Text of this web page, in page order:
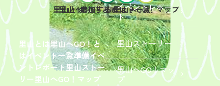
里山とは里山へGO！と
はイベント一覧準備イベ
ントレポート里山ストー
リー里山へGO！マップ
イベントレポー
ト
里山ストーリー
里山へGO！マッ
プ
里山とは
里山へGO！とは
参加するには？
イベント一覧
里山へGO！マップ
2026年9
月19日
（土）
開催
「【東
京ポイ
ント対
2026年
6月13